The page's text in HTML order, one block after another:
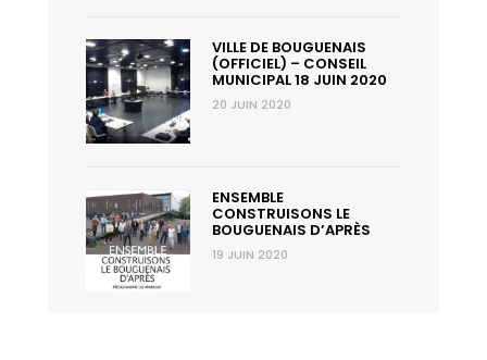
VILLE DE BOUGUENAIS
(OFFICIEL) – CONSEIL
MUNICIPAL 18 JUIN 2020
20 JUIN 2020
ENSEMBLE
CONSTRUISONS LE
BOUGUENAIS D’APRÈS
19 JUIN 2020